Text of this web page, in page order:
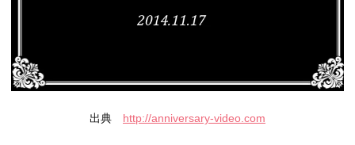
出典 http://anniversary-video.com